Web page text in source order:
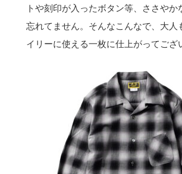
トや刻印が入ったボタン等、ささやか
忘れてません。そんなこんなで、大人
イリーに使える一枚に仕上がってござ